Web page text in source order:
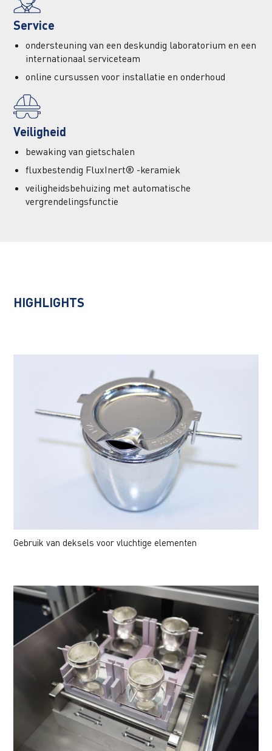
Service
ondersteuning van een deskundig laboratorium en een
internationaal serviceteam
online cursussen voor installatie en onderhoud
Veiligheid
bewaking van gietschalen
fluxbestendig FluxInert® -keramiek
veiligheidsbehuizing met automatische
vergrendelingsfunctie
HIGHLIGHTS
Gebruik van deksels voor vluchtige elementen